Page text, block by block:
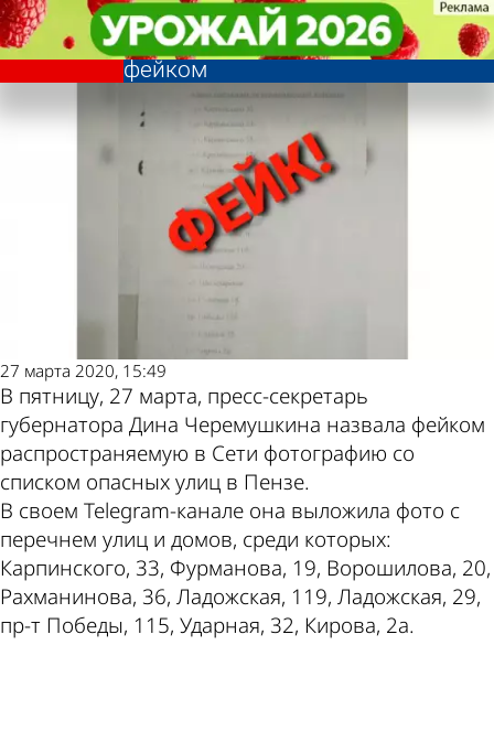
Распространяемый в Сети список
«опасных» улиц Пензы назвали
фейком
Общество
27 марта 2020, 15:49
В пятницу, 27 марта, пресс-секретарь
губернатора Дина Черемушкина назвала фейком
распространяемую в Сети фотографию со
списком опасных улиц в Пензе.
В своем Telegram-канале она выложила фото с
перечнем улиц и домов, среди которых:
Карпинского, 33, Фурманова, 19, Ворошилова, 20,
Рахманинова, 36, Ладожская, 119, Ладожская, 29,
пр-т Победы, 115, Ударная, 32, Кирова, 2а.
Распространяемый в Сети список
«опасных» улиц Пензы назвали
фейком
Общество
Другие новости по
теме
Погода и курсы
валют в Пензе